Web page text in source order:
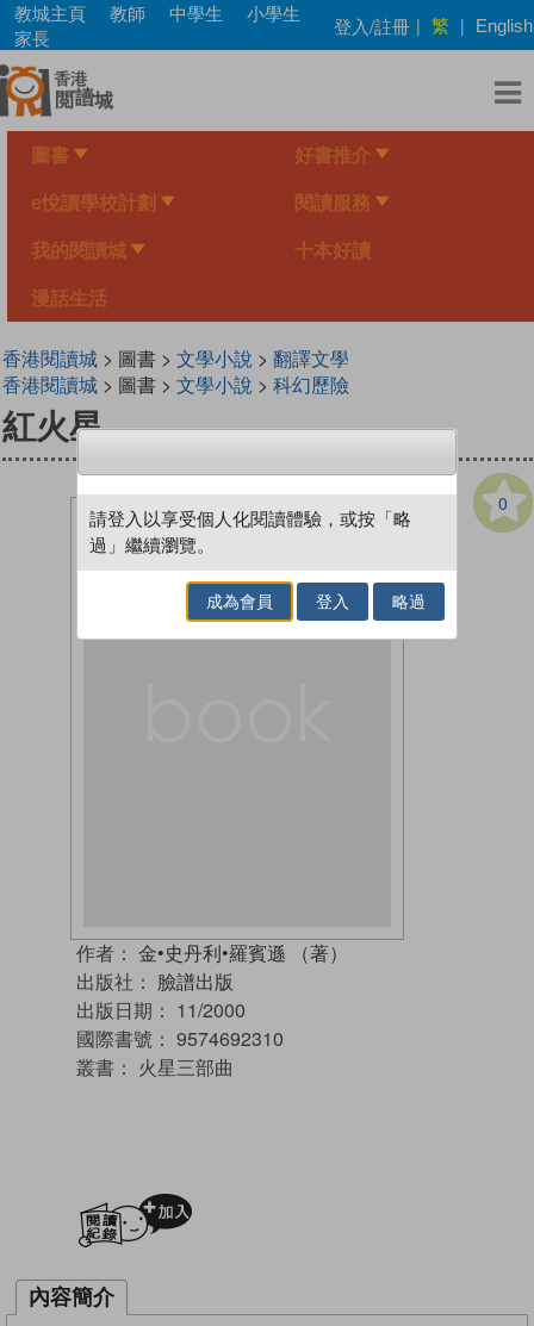
Skip
main
content
教城主頁 教師 中學生
小學生
家長
登入/註冊 | 繁 | English
圖書 好書推介
e悅讀學校計劃 閱讀服務
我的閱讀城 十本好讀
漫話生活
香港閱讀城> 圖書 > 文學小說 > 翻譯文學
香港閱讀城> 圖書 > 文學小說 > 科幻歷險
紅火星
0
作者： 金•史丹利•羅賓遜 （著）
出版社： 臉譜出版
出版日期： 11/2000
國際書號： 9574692310
叢書： 火星三部曲
內容簡介
請登入以享受個人化閱讀體驗，或按「略
過」繼續瀏覽。
成為會員 登入 略過